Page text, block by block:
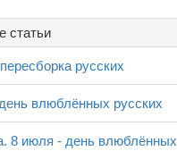
статьи
русских
влюблённых русских
8 июля - день влюблённых